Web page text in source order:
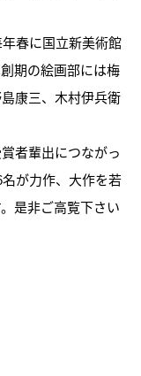
春に国立新美術館
期の絵画部には梅
康三、木村伊兵衛
者輩出につながっ
が力作、大作を若
是非ご高覧下さい